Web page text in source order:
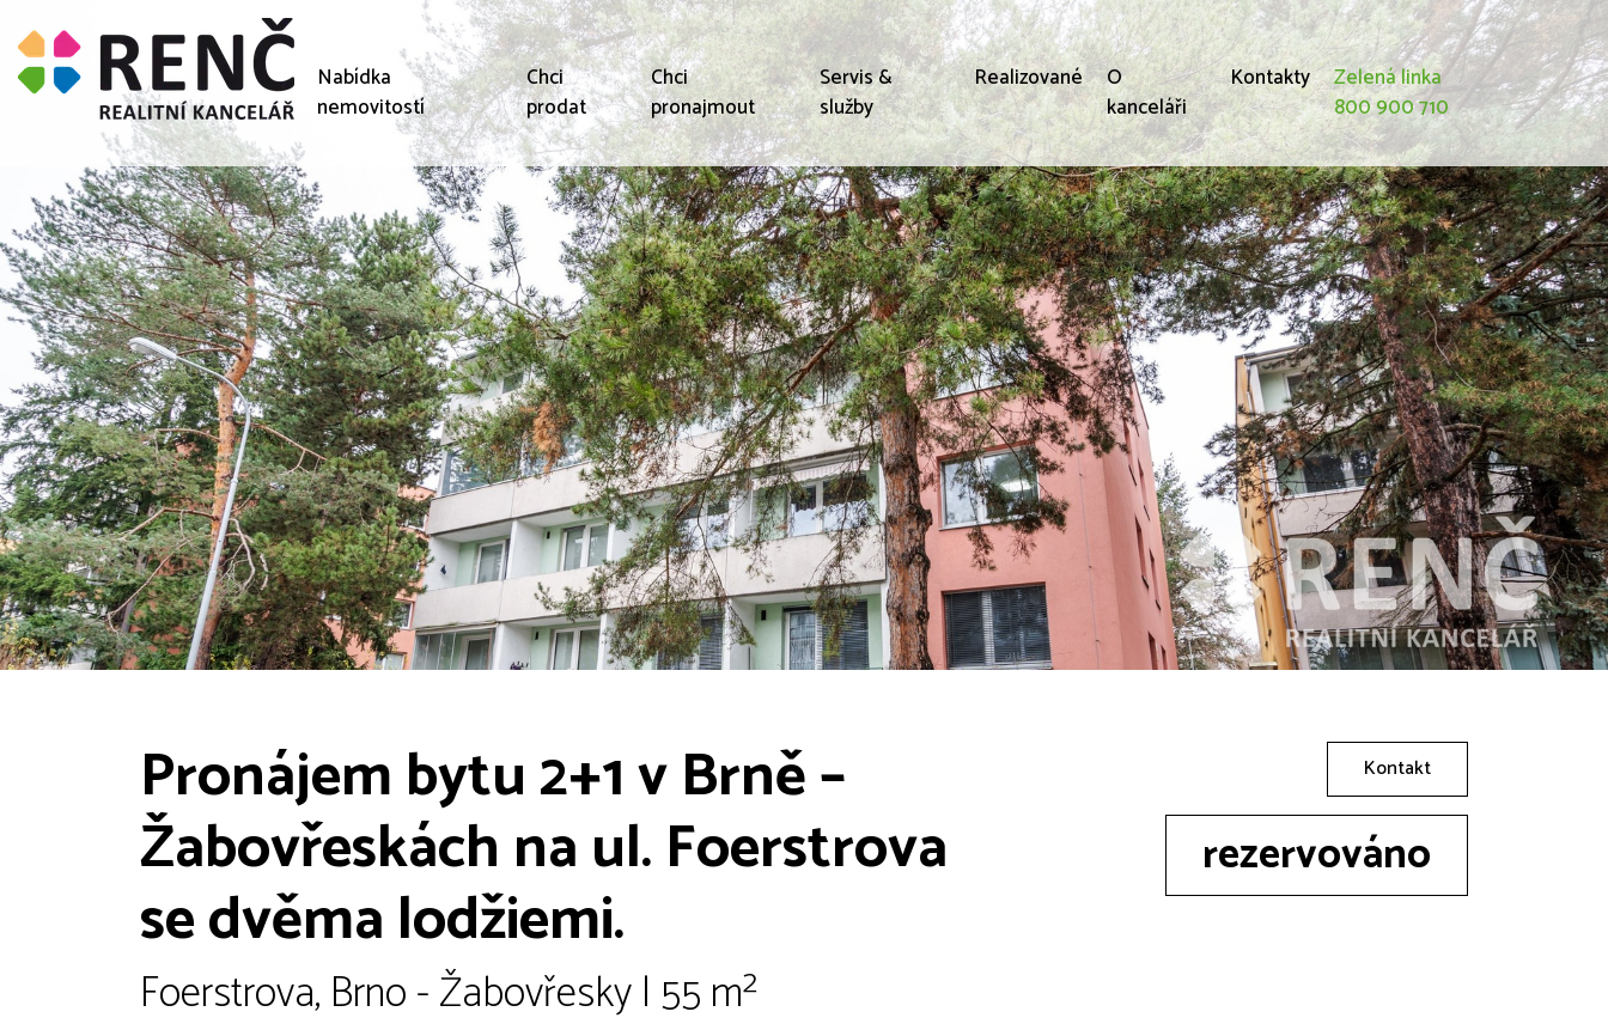
Nabídka
nemovitostí
Chci
prodat
Chci
pronajmout
Servis &
služby
Realizované
O
kanceláři
Kontakty
Zelená linka
800 900 710
Pronájem bytu 2+1 v Brně –
Žabovřeskách na ul. Foerstrova
se dvěma lodžiemi.
Foerstrova, Brno - Žabovřesky | 55 m²
Kontakt
rezervováno